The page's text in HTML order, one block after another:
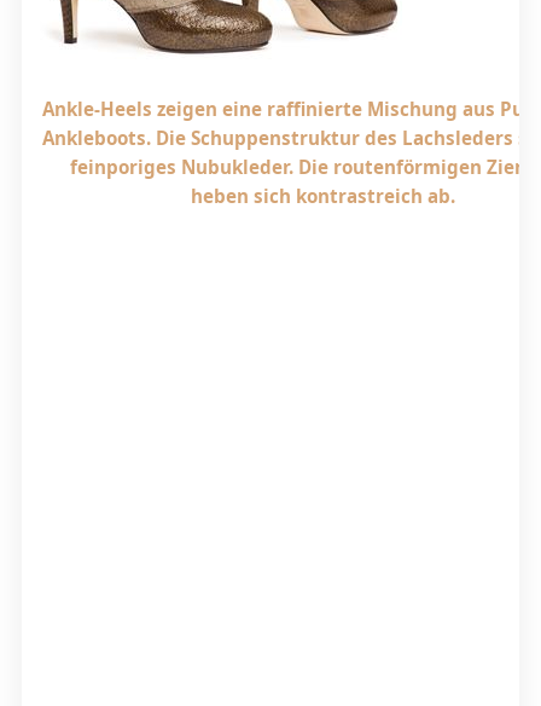
Ankle-Heels zeigen eine raffinierte Mischung aus
Ankleboots. Die Schuppenstruktur des Lachsleders
feinporiges Nubukleder. Die routenförmigen
heben sich kontrastreich ab.